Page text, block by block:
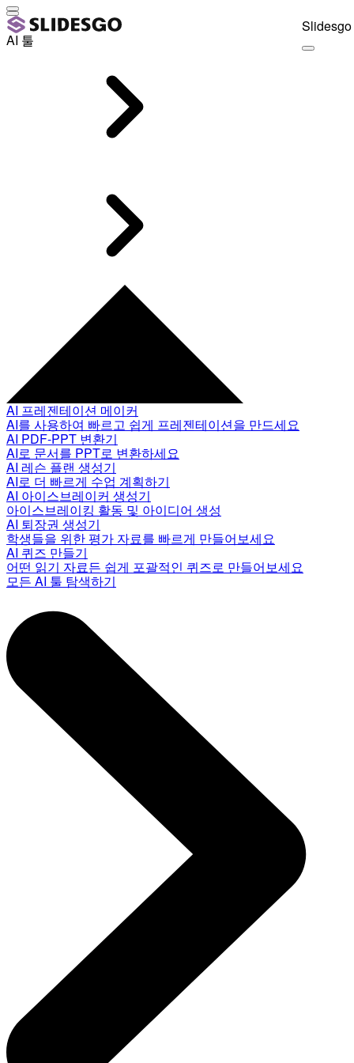
AI 툴
AI 프레젠테이션 메이커
AI를 사용하여 빠르고 쉽게 프레젠테이션을 만드세요
AI PDF-PPT 변환기
AI로 문서를 PPT로 변환하세요
AI 레슨 플랜 생성기
AI로 더 빠르게 수업 계획하기
AI 아이스브레이커 생성기
아이스브레이킹 활동 및 아이디어 생성
AI 퇴장권 생성기
학생들을 위한 평가 자료를 빠르게 만들어보세요
AI 퀴즈 만들기
어떤 읽기 자료든 쉽게 포괄적인 퀴즈로 만들어보세요
모든 AI 툴 탐색하기